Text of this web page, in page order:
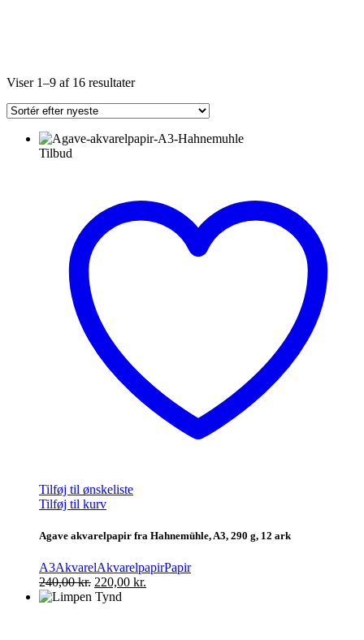
Viser 1–9 af 16 resultaterSorteret
Tilbud
Tilføj til ønskeliste
Tilføj til kurv
Agave akvarelpapir fra Hahnemühle, A3, 290 g, 12 ark
A3AkvarelAkvarelpapirPapir
240,00kr. Den
oprindelige
220,00 kr.